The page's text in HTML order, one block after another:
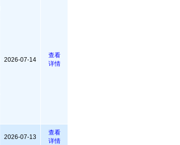
2026-07-14
查看
详情
2026-07-13
查看
详情